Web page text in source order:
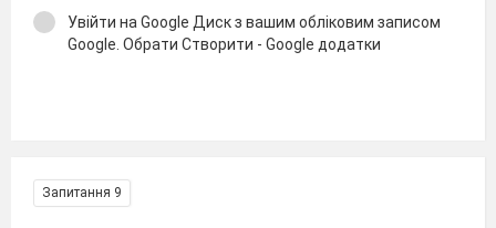
Увійти на Google Диск з вашим обліковим записом
Google. Обрати Створити - Google додатки
Запитання 9